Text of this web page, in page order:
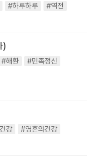
#하루하루 #역전
)
#해환
#민족정신
강 #영혼의건강